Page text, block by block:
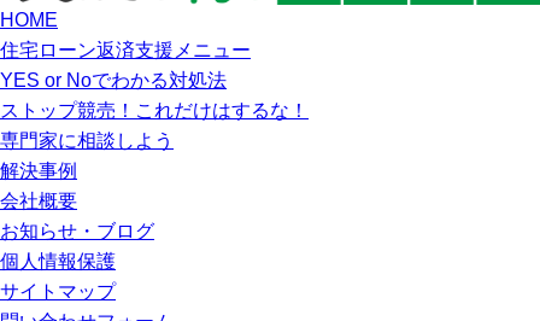
HOME
住宅ローン返済支援メニュー
YES or Noでわかる対処法
ストップ競売！これだけはするな！
専門家に相談しよう
解決事例
会社概要
お知らせ・ブログ
個人情報保護
サイトマップ